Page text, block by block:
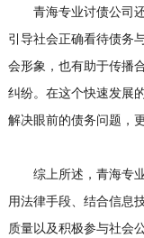
青海专业讨债公司还
引导社会正确看待债务
会形象，也有助于传播
纠纷。在这个快速发展
解决眼前的债务问题，
综上所述，青海专业
用法律手段、结合信息
质量以及积极参与社会